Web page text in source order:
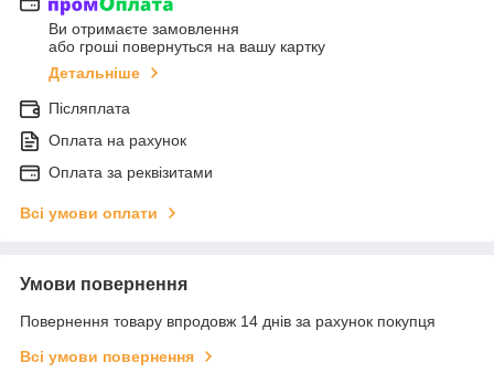
Ви отримаєте замовлення
або гроші повернуться на вашу картку
Детальніше
Післяплата
Оплата на рахунок
Оплата за реквізитами
Всі умови оплати
Умови повернення
Повернення товару впродовж 14 днів за рахунок покупця
Всі умови повернення